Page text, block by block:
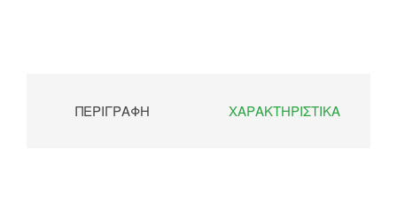
ΠΕΡΙΓΡΑΦΉ ΧΑΡΑΚΤΗΡΙΣΤΙΚΆ